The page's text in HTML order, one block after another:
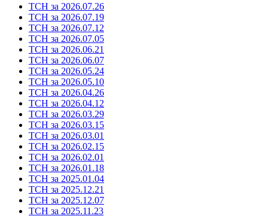
ТСН за 2026.07.26
ТСН за 2026.07.19
ТСН за 2026.07.12
ТСН за 2026.07.05
ТСН за 2026.06.21
ТСН за 2026.06.07
ТСН за 2026.05.24
ТСН за 2026.05.10
ТСН за 2026.04.26
ТСН за 2026.04.12
ТСН за 2026.03.29
ТСН за 2026.03.15
ТСН за 2026.03.01
ТСН за 2026.02.15
ТСН за 2026.02.01
ТСН за 2026.01.18
ТСН за 2025.01.04
ТСН за 2025.12.21
ТСН за 2025.12.07
ТСН за 2025.11.23